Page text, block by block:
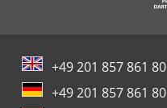
+49 201 857 861 80
+49 201 857 861 80